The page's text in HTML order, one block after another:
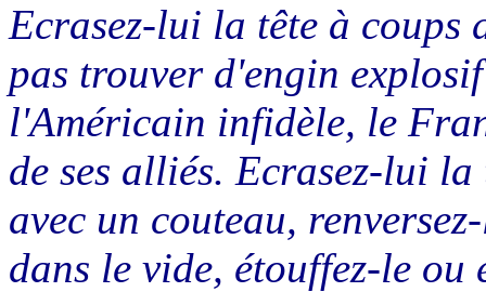
Ecrasez-lui la tête à coups
pas trouver d'engin
l'Américain infidèle, le
de ses alliés. Ecrasez-lui
avec un couteau,
dans le vide, étouffez-le